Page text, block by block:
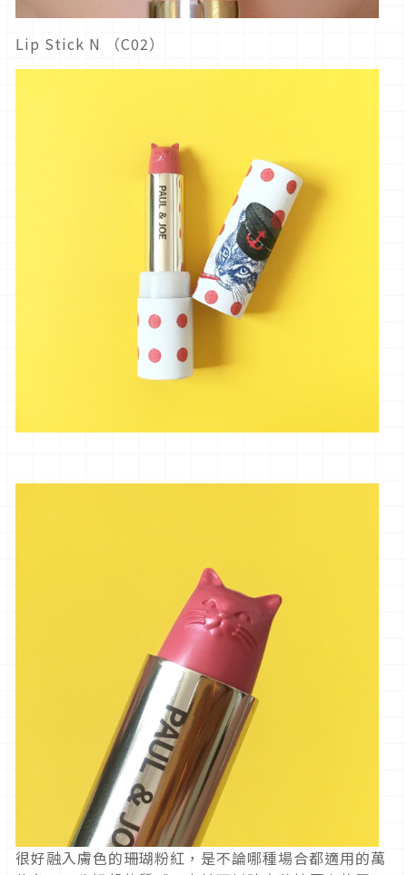
Lip Stick N （C02）
很好融入膚色的珊瑚粉紅，是不論哪種場合都適用的萬